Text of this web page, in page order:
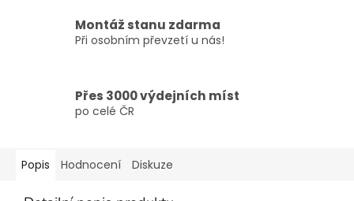
Montáž stanu zdarma
Při osobním převzetí u nás!
Přes 3000 výdejních míst
po celé ČR
Popis Hodnocení Diskuze